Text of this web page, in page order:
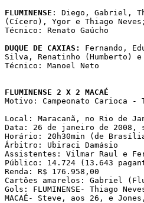
FLUMINENSE : Diego, Gabriel,
(Cícero), Ygor e Thiago
Técnico: Renato Gaúcho
DUQUE DE CAXIAS:
Fernando,
Silva, Renatinho (Humberto)
Técnico: Manoel Neto
FLUMINENSE 2 X 2 MACAÉ
Motivo: Campeonato Carioca -
Local: Maracanã, no Rio de
Data: 26 de janeiro de 2008,
Horário: 20h30min (de
Árbitro: Ubiraci Damásio
Assistentes: Vilmar Raul e
Público: 14.724 (13.643
Renda: R$ 176.958,00
Cartões amarelos: Gabriel
Gols: FLUMINENSE- Thiago
MACAÉ- Steve, aos 26, e